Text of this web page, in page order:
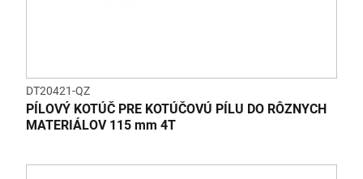
DT20421-QZ
PÍLOVÝ KOTÚČ PRE KOTÚČOVÚ PÍLU DO RÔZNYCH
MATERIÁLOV 115 mm 4T